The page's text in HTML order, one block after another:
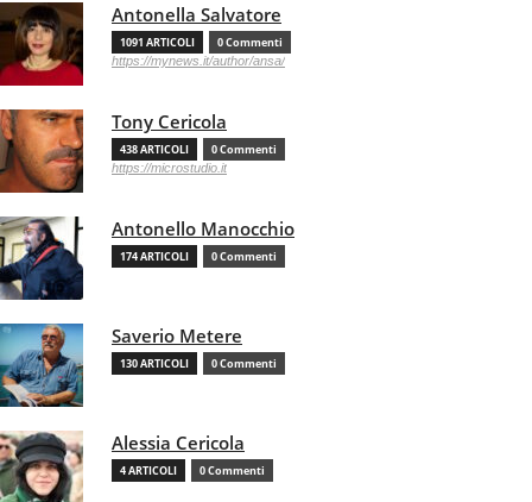
Antonella Salvatore
1091 ARTICOLI 0 Commenti
https://mynews.it/author/ansa/
Tony Cericola
438 ARTICOLI 0 Commenti
https://microstudio.it
Antonello Manocchio
174 ARTICOLI 0 Commenti
Saverio Metere
130 ARTICOLI 0 Commenti
Alessia Cericola
4 ARTICOLI 0 Commenti